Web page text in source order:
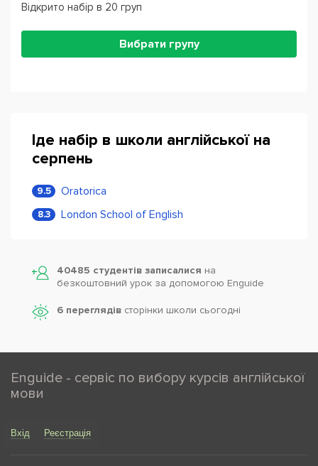
Відкрито набір в 20 груп
Вибрати групу
Іде набір в школи англійської на
серпень
9.5 Oratorica
8.3 London School of English
40485 студентів записалися на
безкоштовний урок за допомогою Enguide
6 переглядів сторінки школи cьогодні
Enguide - сервіс по вибору курсів англійської
мови
Вхід Реєстрація